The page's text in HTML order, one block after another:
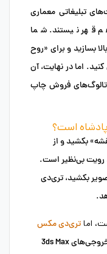
تبلیغاتی معماری
قهر نیستند. شما
بسازید و برای «روح
اما در نهایت، آن
فروش چاپ
است؟
بکشید و از
بی‌نظیر است.
بکشید، تری‌دی
اما تری‌دی مکس
. هنری که در خروجی‌های 3ds Max